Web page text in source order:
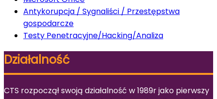
Antykorupcja / Sygnaliści / Przestępstwa
gospodarcze
Testy Penetracyjne/Hacking/Analiza
Działalność
CTS rozpoczął swoją działalność w 1989r jako pierwszy